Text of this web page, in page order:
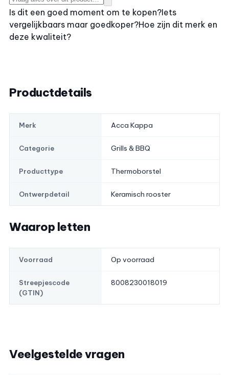
Is dit een goed moment om te kopen?Iets
vergelijkbaars maar goedkoper?Hoe zijn dit merk en
deze kwaliteit?
Productdetails
Merk Acca Kappa
Categorie Grills & BBQ
Producttype Thermoborstel
Ontwerpdetail Keramisch rooster
Waarop letten
Voorraad Op voorraad
Streepjescode
(GTIN)
8008230018019
Veelgestelde vragen